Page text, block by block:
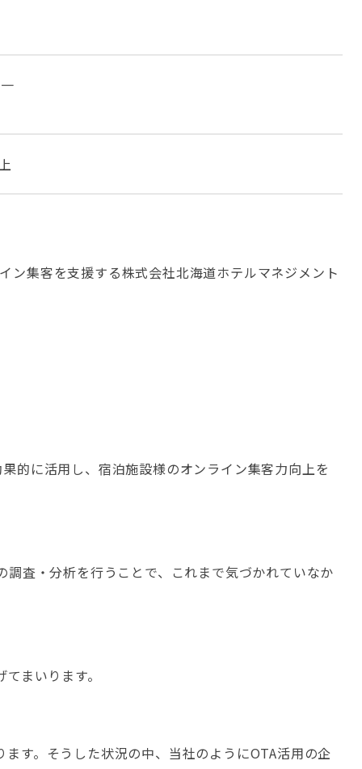
集客を支援する株式会社北海道ホテルマネジメント
的に活用し、宿泊施設様のオンライン集客力向上を
査・分析を行うことで、これまで気づかれていなか
まいります。
す。そうした状況の中、当社のようにOTA活用の企